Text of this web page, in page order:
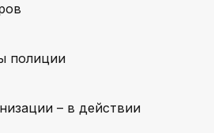
полиции
– в действии